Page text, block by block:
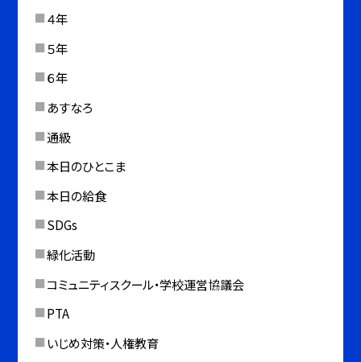
４年
５年
６年
あすなろ
通級
本日のひとこま
本日の給食
SDGs
緑化活動
コミュニティスクール・学校運営協議会
PTA
いじめ対策・人権教育